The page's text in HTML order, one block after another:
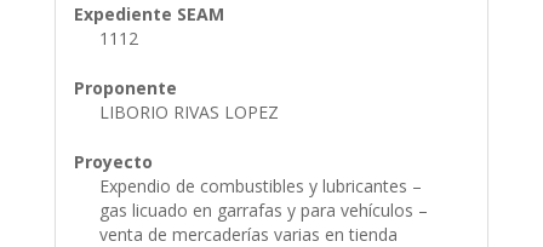
Expediente SEAM
1112
Proponente
LIBORIO RIVAS LOPEZ
Proyecto
Expendio de combustibles y lubricantes –
gas licuado en garrafas y para vehículos –
venta de mercaderías varias en tienda